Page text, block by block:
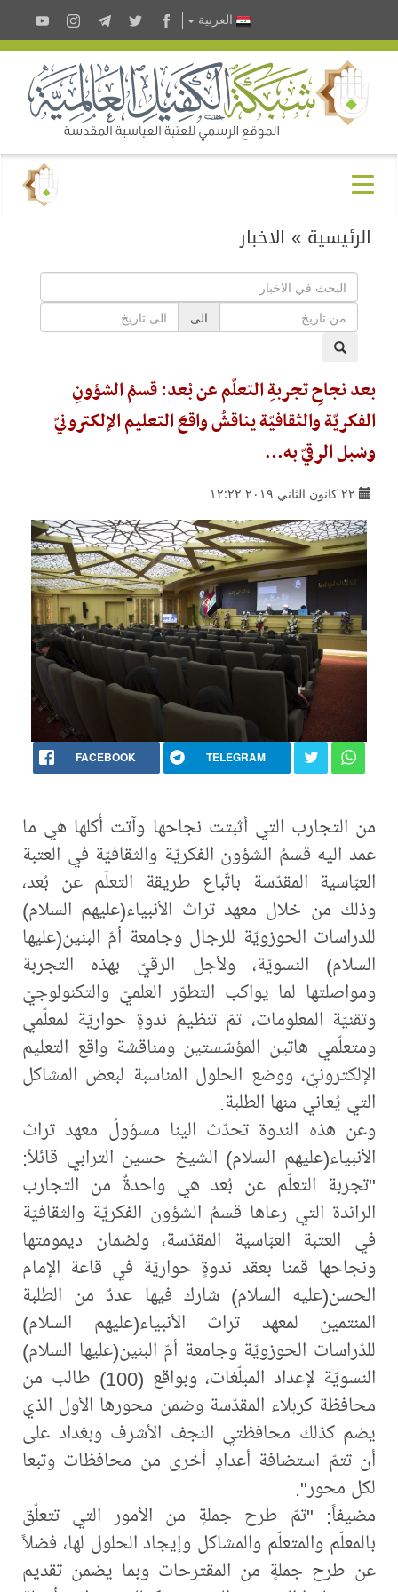
العربية
الرئيسية » الاخبار
الى
بعد نجاحِ تجربةِ التعلّم عن بُعد: قسمُ الشؤونِ
الفكريّة والثقافيّة يناقشُ واقعَ التعليم الإلكترونيّ
وسُبل الرقيّ به...
٢٢ كانون الثاني ٢٠١٩ ١٢:٢٢
FACEBOOK TELEGRAM
من التجارب التي أثبتت نجاحها وآتت أُكلها هي ما
عمد اليه قسمُ الشؤون الفكريّة والثقافيّة في العتبة
العبّاسية المقدّسة باتّباع طريقة التعلّم عن بُعد،
وذلك من خلال معهد تراث الأنبياء(عليهم السلام)
للدراسات الحوزويّة للرجال وجامعة أمّ البنين(عليها
السلام) النسويّة، ولأجل الرقيّ بهذه التجربة
ومواصلتها لما يواكب التطوّر العلميّ والتكنولوجيّ
وتقنيّة المعلومات، تمّ تنظيمُ ندوةٍ حواريّة لمعلّمي
ومتعلّمي هاتين المؤسّستين ومناقشة واقع التعليم
الإلكترونيّ، ووضع الحلول المناسبة لبعض المشاكل
التي يُعاني منها الطلبة.
وعن هذه الندوة تحدّث الينا مسؤولُ معهد تراث
الأنبياء(عليهم السلام) الشيخ حسين الترابي قائلاً:
"تجربة التعلّم عن بُعد هي واحدةٌ من التجارب
الرائدة التي رعاها قسمُ الشؤون الفكريّة والثقافيّة
في العتبة العبّاسية المقدّسة، ولضمان ديمومتها
ونجاحها قمنا بعقد ندوةٍ حواريّة في قاعة الإمام
الحسن(عليه السلام) شارك فيها عددٌ من الطلبة
المنتمين لمعهد تراث الأنبياء(عليهم السلام)
للدّراسات الحوزويّة وجامعة أمّ البنين(عليها السلام)
النسويّة لإعداد المبلّغات، وبواقع (100) طالب من
محافظة كربلاء المقدّسة وضمن محورها الأول الذي
يضم كذلك محافظتي النجف الأشرف وبغداد على
أن تتمّ استضافة أعدادٍ أخرى من محافظات وتبعا
لكل محور".
مضيفاً: "تمّ طرح جملةٍ من الأمور التي تتعلّق
بالمعلّم والمتعلّم والمشاكل وإيجاد الحلول لها، فضلاً
عن طرح جملةٍ من المقترحات وبما يضمن تقديم